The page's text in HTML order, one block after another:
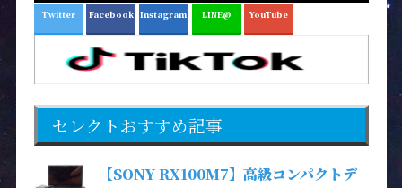
Twitter Facebook Instagram LINE@ YouTube
セレクトおすすめ記事
【SONY RX100M7】高級コンパクトデ